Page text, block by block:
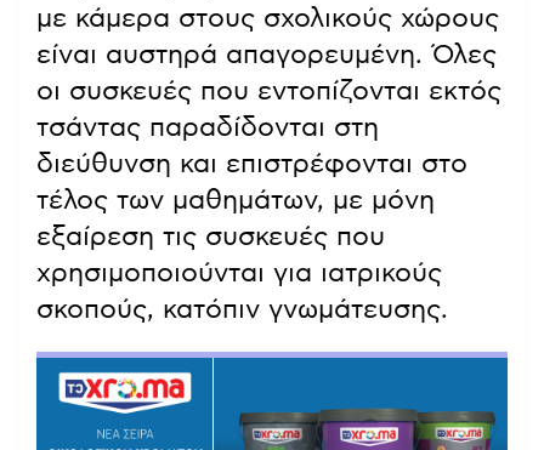
με κάμερα στους σχολικούς χώρους
είναι αυστηρά απαγορευμένη. Όλες
οι συσκευές που εντοπίζονται εκτός
τσάντας παραδίδονται στη
διεύθυνση και επιστρέφονται στο
τέλος των μαθημάτων, με μόνη
εξαίρεση τις συσκευές που
χρησιμοποιούνται για ιατρικούς
σκοπούς, κατόπιν γνωμάτευσης.